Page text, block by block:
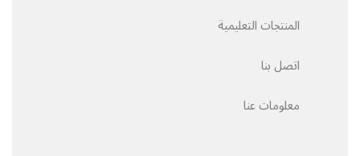
المنتجات التعليمية
اتصل بنا
معلومات عنا